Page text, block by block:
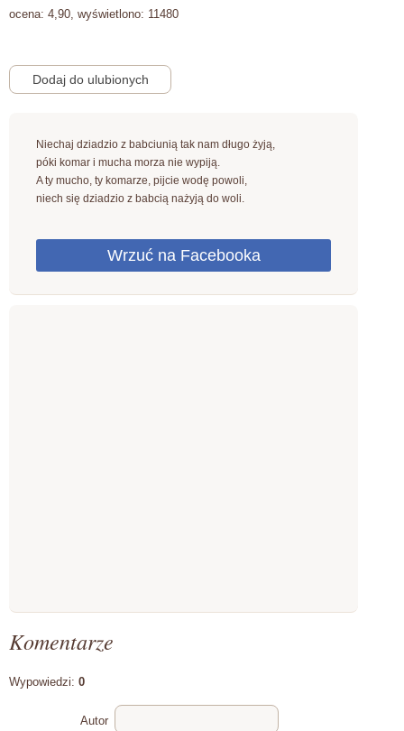
ocena: 4,90, wyświetlono: 11480
Niechaj dziadzio z babciunią tak nam długo żyją,
póki komar i mucha morza nie wypiją.
A ty mucho, ty komarze, pijcie wodę powoli,
niech się dziadzio z babcią nażyją do woli.
Komentarze
Wypowiedzi: 0
Autor